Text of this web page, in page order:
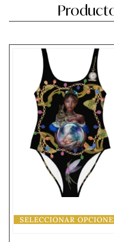
SELECCIONAR